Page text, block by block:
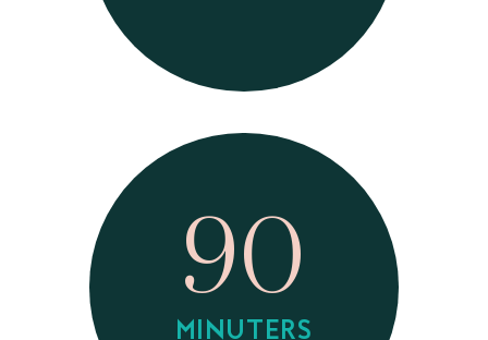
90
MINUTERS